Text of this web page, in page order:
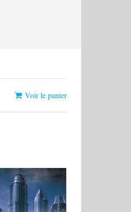
Voir le panier